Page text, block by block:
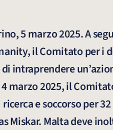
5 marzo 2025. A
il Comitato per
intraprendere
marzo 2025, il
ricerca e soccorso per
Miskar. Malta deve